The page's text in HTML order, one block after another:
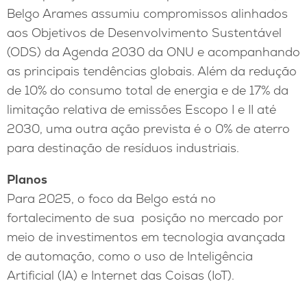
Belgo Arames assumiu compromissos alinhados
aos Objetivos de Desenvolvimento Sustentável
(ODS) da Agenda 2030 da ONU e acompanhando
as principais tendências globais. Além da redução
de 10% do consumo total de energia e de 17% da
limitação relativa de emissões Escopo I e II até
2030, uma outra ação prevista é o 0% de aterro
para destinação de resíduos industriais.
Planos
Para 2025, o foco da Belgo está no
fortalecimento de sua posição no mercado por
meio de investimentos em tecnologia avançada
de automação, como o uso de Inteligência
Artificial (IA) e Internet das Coisas (IoT).